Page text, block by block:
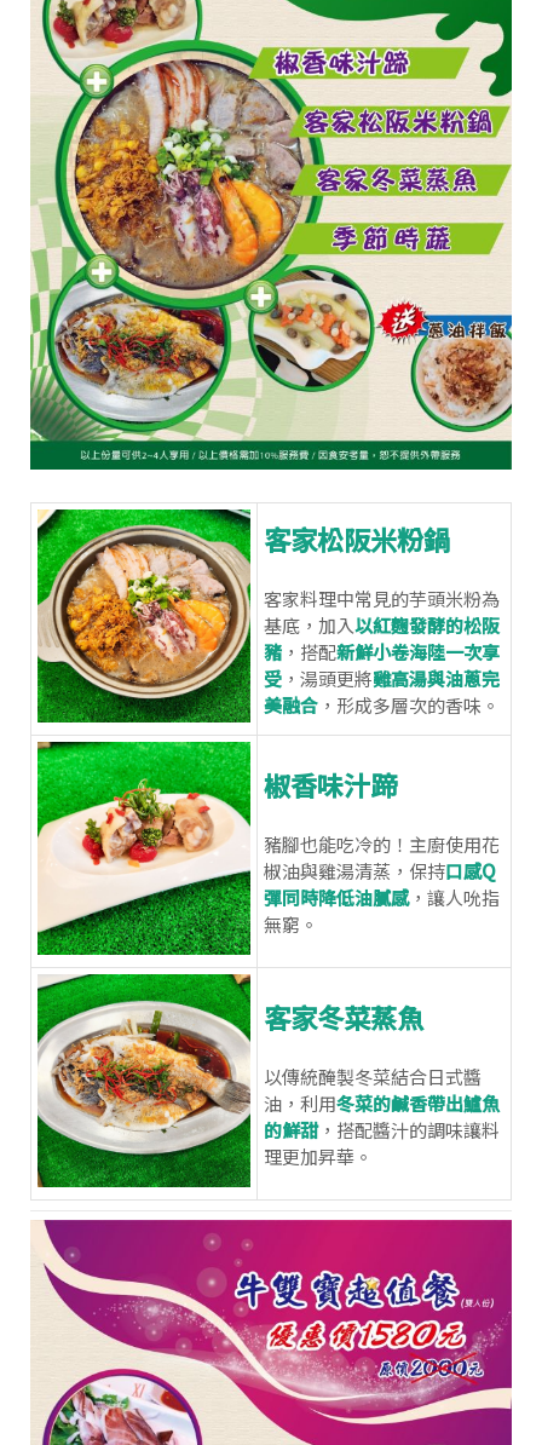
客家松阪米粉鍋
客家料理中常見的芋頭米粉為
基底，加入以紅麴發酵的松阪
豬 ，搭配新鮮小卷海陸一次享
受 ，湯頭更將雞高湯與油蔥完
美融合 ，形成多層次的香味。
椒香味汁蹄
豬腳也能吃冷的！主廚使用花
椒油與雞湯清蒸，保持口感Q
彈同時降低油膩感，讓人吮指
無窮。
客家冬菜蒸魚
以傳統醃製冬菜結合日式醬
油，利用冬菜的鹹香帶出鱸魚
的鮮甜，搭配醬汁的調味讓料
理更加昇華。